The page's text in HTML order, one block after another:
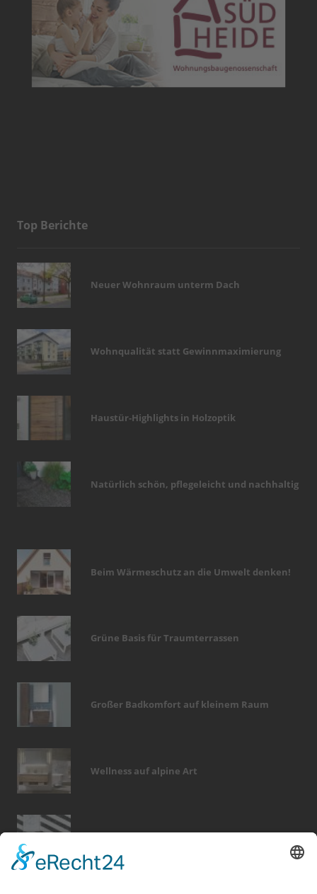
Top Berichte
Neuer Wohnraum unterm Dach
Wohnqualität statt Gewinnmaximierung
Haustür-Highlights in Holzoptik
Natürlich schön, pflegeleicht und nachhaltig
Beim Wärmeschutz an die Umwelt denken!
Grüne Basis für Traumterrassen
Großer Badkomfort auf kleinem Raum
Wellness auf alpine Art